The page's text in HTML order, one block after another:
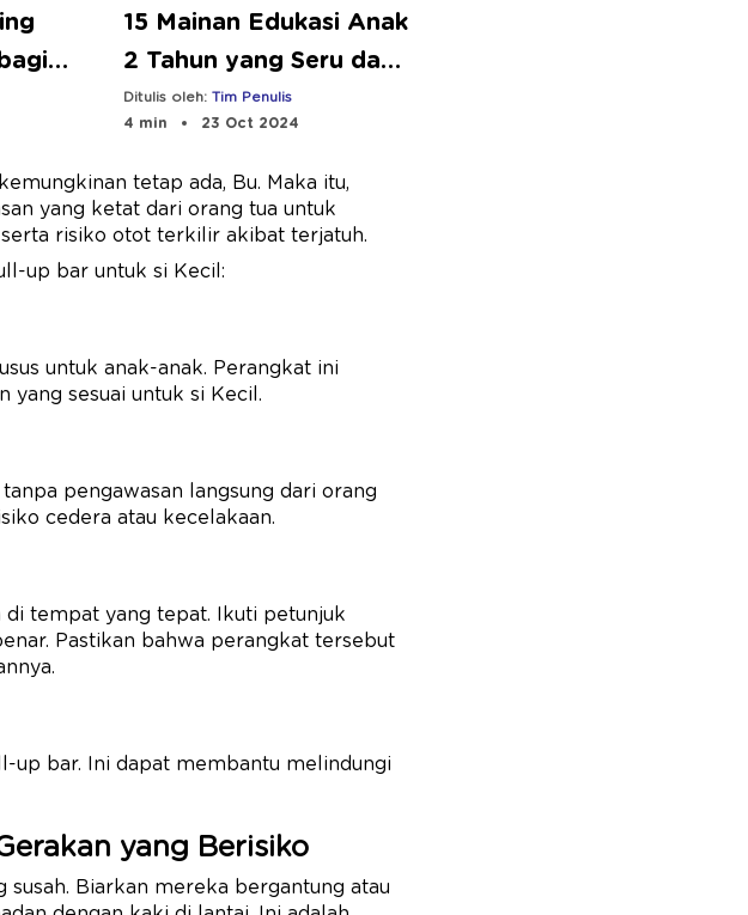
15 Mainan Edukasi Anak
2 Tahun yang Seru dan
Bermanfaat
Ditulis oleh:Tim Penulis
4 min
23 Oct 2024
tetap ada, Bu. Maka itu,
yang ketat dari orang tua untuk
risiko otot terkilir akibat terjatuh.
up bar untuk si Kecil:
untuk anak-anak. Perangkat ini
yang sesuai untuk si Kecil.
pengawasan langsung dari orang
cedera atau kecelakaan.
tempat yang tepat. Ikuti petunjuk
Pastikan bahwa perangkat tersebut
up bar. Ini dapat membantu melindungi
yang Berisiko
Biarkan mereka bergantung atau